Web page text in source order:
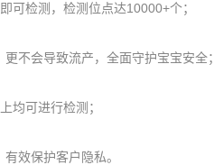
检测，检测位点达10000+个；
会导致流产，全面守护宝宝安全；
可进行检测；
效保护客户隐私。